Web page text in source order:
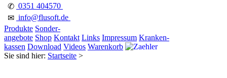
✆ 0351 404570
✉ info@flusoft.de
Produkte Sonder-
angebote Shop Kontakt Links Impressum Kranken-
kassen Download Videos Warenkorb
Sie sind hier: Startseite >